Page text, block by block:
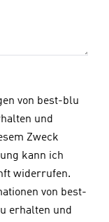
von best-blu
und
Zweck
kann ich
widerrufen.
von best-
erhalten und